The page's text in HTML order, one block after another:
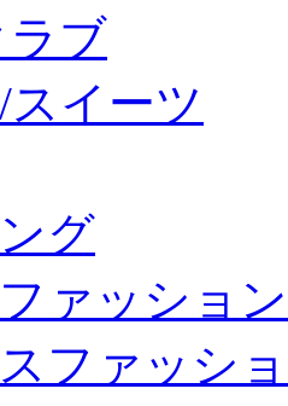
ブ
イーツ
グ
ァッション
ファッシ